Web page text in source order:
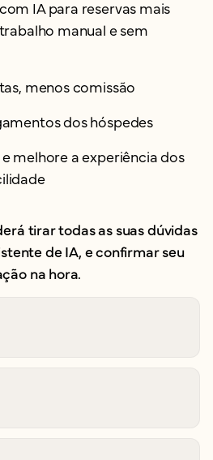
IA para reservas mais
manual e sem
menos comissão
dos hóspedes
melhore a experiência dos
tirar todas as suas dúvidas
de IA, e confirmar seu
na hora.